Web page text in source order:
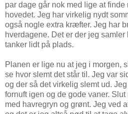
par dage går nok med lige at finde
hovedet. Jeg har virkelig nydt
også nogle extra kræfter. Jeg har
hverdagene. Det er der jeg
tanker lidt på plads.
Planen er lige nu at jeg i morgen,
se hvor slemt det står til. Jeg var
og der så det virkelig slemt ud.
fornuft igen og de gode vaner.
med havregryn og grønt. Jeg ved